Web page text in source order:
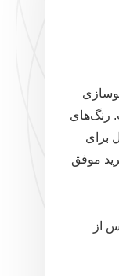
رنگ‌های
برای
موفق
از